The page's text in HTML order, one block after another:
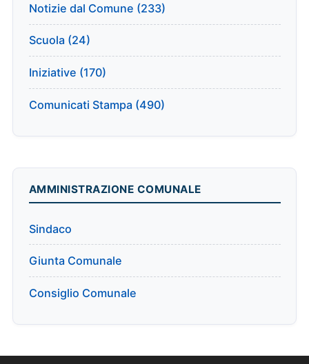
Notizie dal Comune (233)
Scuola (24)
Iniziative (170)
Comunicati Stampa (490)
AMMINISTRAZIONE COMUNALE
Sindaco
Giunta Comunale
Consiglio Comunale